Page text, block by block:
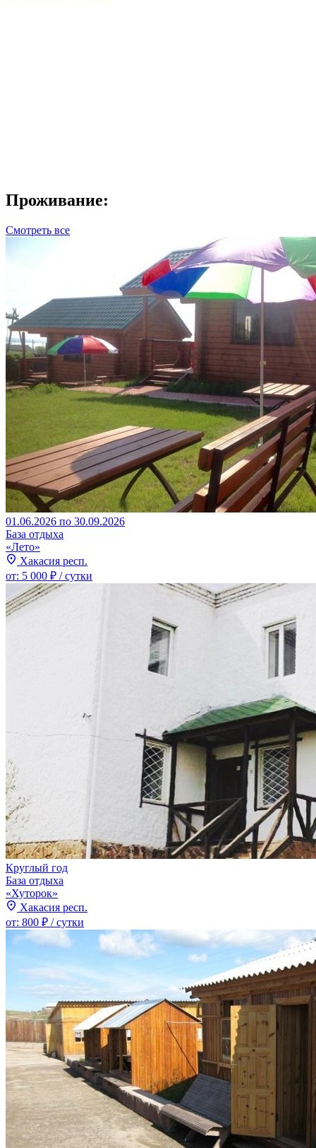
Проживание:
Смотреть все
01.06.2026 по 30.09.2026
База отдыха
«Лето»
Хакасия респ.
от: 5 000 ₽ / сутки
Круглый год
База отдыха
«Хуторок»
Хакасия респ.
от: 800 ₽ / сутки